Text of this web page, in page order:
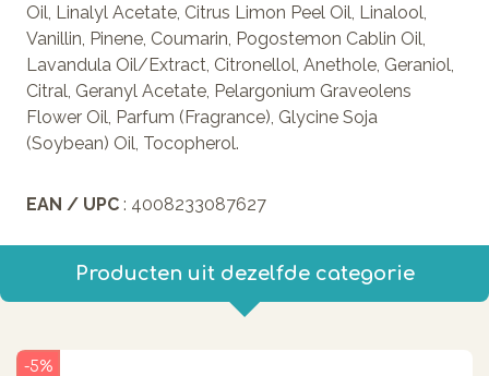
Oil, Linalyl Acetate, Citrus Limon Peel Oil, Linalool,
Vanillin, Pinene, Coumarin, Pogostemon Cablin Oil,
Lavandula Oil/Extract, Citronellol, Anethole, Geraniol,
Citral, Geranyl Acetate, Pelargonium Graveolens
Flower Oil, Parfum (Fragrance), Glycine Soja
(Soybean) Oil, Tocopherol.
EAN / UPC : 4008233087627
Producten uit dezelfde categorie
-5%